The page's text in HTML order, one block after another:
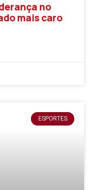
no
mais caro
ESPORTES